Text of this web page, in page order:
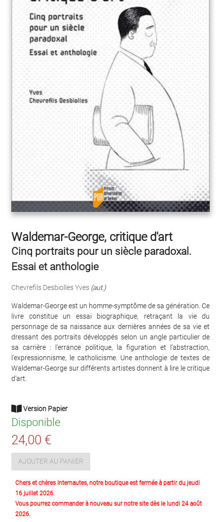
Waldemar-George, critique d'art
Cinq portraits pour un siècle paradoxal.
Essai et anthologie
Chevrefils Desbiolles Yves (aut.)
Waldemar-George est un homme-symptôme de sa génération. Ce
livre constitue un essai biographique, retraçant la vie du
personnage de sa naissance aux dernières années de sa vie et
dressant des portraits développés selon un angle particulier de
sa carrière : l'errance politique, la figuration et l'abstraction,
l'expressionnisme, le catholicisme. Une anthologie de textes de
Waldemar-George sur différents artistes donnent à lire le critique
d'art.
Version Papier
Disponible
24,00 €
AJOUTER AU PANIER
Chers et chères Internautes, notre boutique est fermée à partir du jeudi
16 juillet 2026.
Vous pourrez commander à nouveau sur notre site dès le lundi 24 août
2026.